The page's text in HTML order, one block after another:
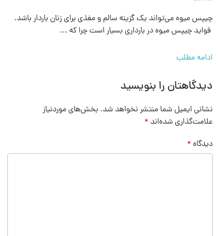
چیپس میوه می‌تواند یک گزینه سالم و مغذی برای زنان باردار باشد.
فواید چیپس میوه در بارداری بسیار است چرا که ...
ادامه مطلب
دیدگاهتان را بنویسید
نشانی ایمیل شما منتشر نخواهد شد. بخش‌های موردنیاز
علامت‌گذاری شده‌اند *
دیدگاه *